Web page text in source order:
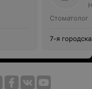
Стоматолог
7-я